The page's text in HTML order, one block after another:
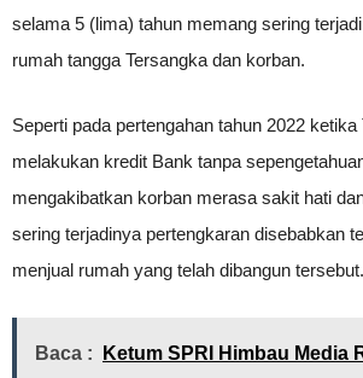
selama 5 (lima) tahun memang sering
rumah tangga Tersangka dan korban.
Seperti pada pertengahan tahun 2022 ketika
melakukan kredit Bank tanpa
mengakibatkan korban merasa sakit hati
sering terjadinya pertengkaran disebabkan
menjual rumah yang telah dibangun tersebut.
Baca :
Ketum SPRI Himbau Media